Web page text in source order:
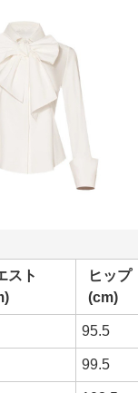
スト
ヒップ
(cm)
95.5
99.5